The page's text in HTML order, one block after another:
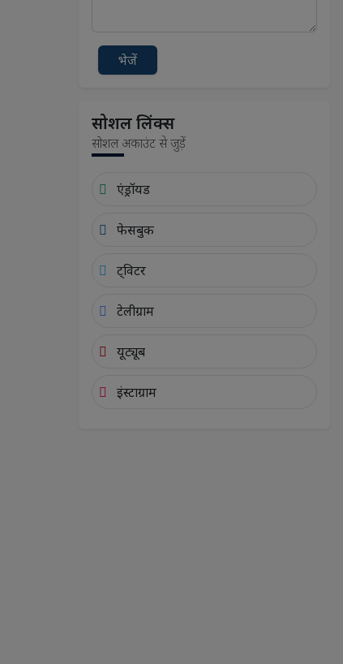
भेजें
सोशल लिंक्स
सोशल अकाउंट से जुड़ें
एंड्रॉयड
फेसबुक
ट्विटर
टेलीग्राम
यूट्यूब
इंस्टाग्राम